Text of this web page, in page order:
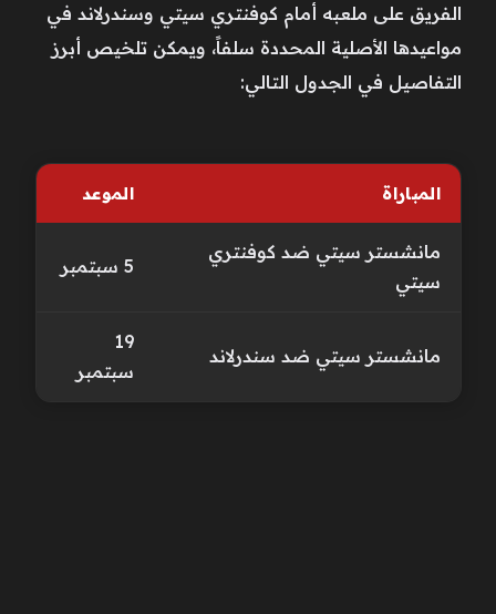
الفريق على ملعبه أمام كوفنتري سيتي وسندرلاند في
مواعيدها الأصلية المحددة سلفاً، ويمكن تلخيص أبرز
التفاصيل في الجدول التالي:
المباراة الموعد
مانشستر سيتي ضد كوفنتري
سيتي
5 سبتمبر
مانشستر سيتي ضد سندرلاند
19
سبتمبر